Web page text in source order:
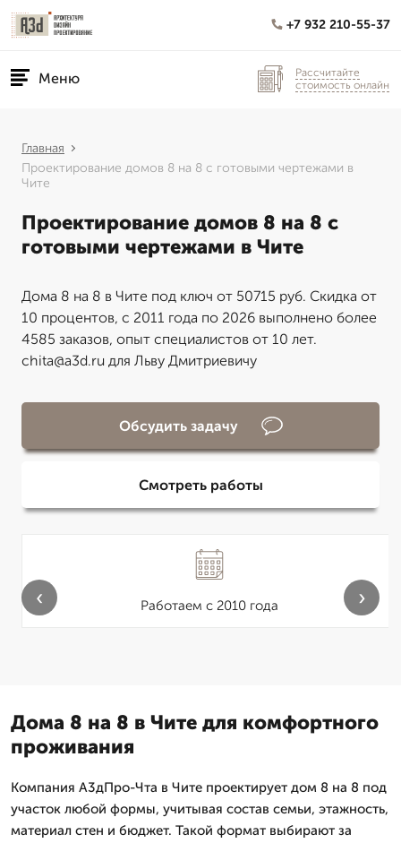
+7 932 210-55-37
Меню
Рассчитайте
стоимость онлайн
Главная
Проектирование домов 8 на 8 с готовыми чертежами в
Чите
Проектирование домов 8 на 8 с
готовыми чертежами в Чите
Дома 8 на 8 в Чите под ключ от 50715 руб. Скидка от
10 процентов, с 2011 года по 2026 выполнено более
4585 заказов, опыт специалистов от 10 лет.
chita@a3d.ru для Льву Дмитриевичу
Обсудить задачу
Смотреть работы
Работаем с 2010 года
‹ ›
Дома 8 на 8 в Чите для комфортного
проживания
Компания А3дПро-Чта в Чите проектирует дом 8 на 8 под
участок любой формы, учитывая состав семьи, этажность,
материал стен и бюджет. Такой формат выбирают за